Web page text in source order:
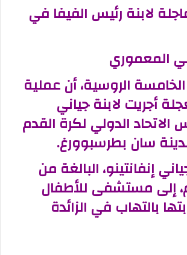
لابنة رئيس الفيفا في
المعموري
الروسية، أن عملية
أجريت لابنة جياني
الاتحاد الدولي لكرة القدم
سان بطرسبوورغ.
إنفانتينو، البالغة من
أعوام، إلى مستشفى للأطفال
بالتهاب في الزائدة